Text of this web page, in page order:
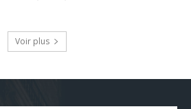
Voir plus